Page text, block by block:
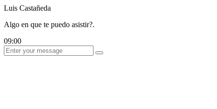
Luis Castañeda
Algo en que te puedo asistir?.
09:00